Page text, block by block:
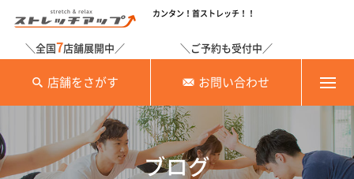
カンタン！首ストレッチ！！
＼全国7店舗展開中／
店舗をさがす
＼ご予約も受付中／
お問い合わせ
ブログ